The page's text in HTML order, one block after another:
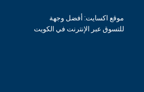
موقع اكسايت: أفضل وجهة
للتسوق عبر الإنترنت في الكويت